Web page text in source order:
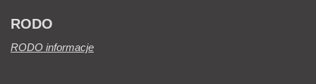
RODO
RODO informacje